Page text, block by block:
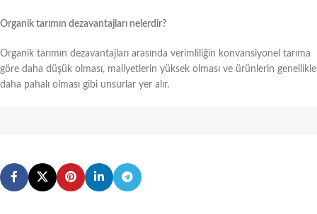
Organik tarımın dezavantajları nelerdir?
Organik tarımın dezavantajları arasında verimliliğin konvansiyonel tarıma
göre daha düşük olması, maliyetlerin yüksek olması ve ürünlerin genellikle
daha pahalı olması gibi unsurlar yer alır.